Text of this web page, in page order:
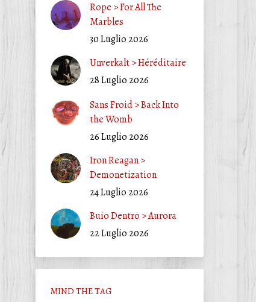
Rope > For All The
Marbles
30 Luglio 2026
Unverkalt > Héréditaire
28 Luglio 2026
Sans Froid > Back Into
the Womb
26 Luglio 2026
Iron Reagan >
Demonetization
24 Luglio 2026
Buio Dentro > Aurora
22 Luglio 2026
MIND THE TAG